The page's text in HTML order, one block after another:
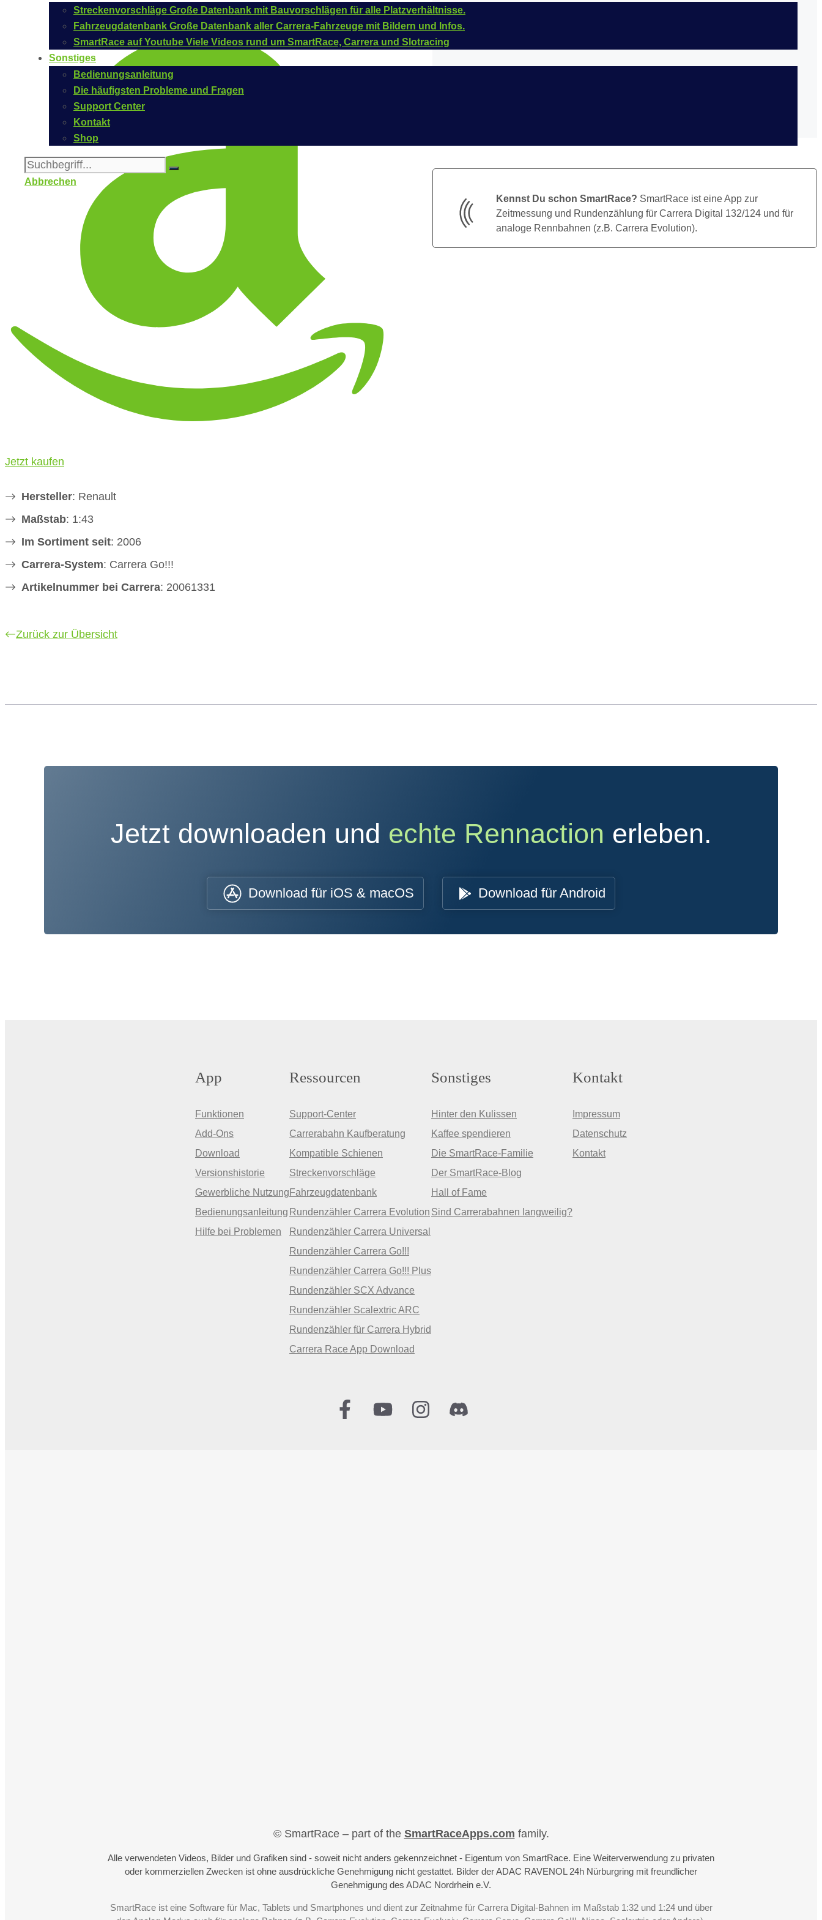
Streckenvorschläge Große Datenbank mit Bauvorschlägen für alle Platzverhältnisse.
Fahrzeugdatenbank Große Datenbank aller Carrera-Fahrzeuge mit Bildern und Infos.
SmartRace auf Youtube Viele Videos rund um SmartRace, Carrera und Slotracing
Sonstiges
Bedienungsanleitung
Die häufigsten Probleme und Fragen
Support Center
Kontakt
Shop
Abbrechen
Jetzt kaufen
Hersteller: Renault
Maßstab: 1:43
Im Sortiment seit: 2006
Carrera-System: Carrera Go!!!
Artikelnummer bei Carrera: 20061331
Zurück zur Übersicht
Kennst Du schon SmartRace? SmartRace ist eine App zur
Zeitmessung und Rundenzählung für Carrera Digital 132/124 und für
analoge Rennbahnen (z.B. Carrera Evolution).
Jetzt downloaden und echte Rennaction erleben.
Download für iOS & macOS Download für Android
App
Funktionen
Add-Ons
Download
Versionshistorie
Gewerbliche Nutzung
Bedienungsanleitung
Hilfe bei Problemen
Ressourcen
Support-Center
Carrerabahn Kaufberatung
Kompatible Schienen
Streckenvorschläge
Fahrzeugdatenbank
Rundenzähler Carrera Evolution
Rundenzähler Carrera Universal
Rundenzähler Carrera Go!!!
Rundenzähler Carrera Go!!! Plus
Rundenzähler SCX Advance
Rundenzähler Scalextric ARC
Rundenzähler für Carrera Hybrid
Carrera Race App Download
Sonstiges
Hinter den Kulissen
Kaffee spendieren
Die SmartRace-Familie
Der SmartRace-Blog
Hall of Fame
Sind Carrerabahnen langweilig?
Kontakt
Impressum
Datenschutz
Kontakt
© SmartRace – part of the SmartRaceApps.com family.
Alle verwendeten Videos, Bilder und Grafiken sind - soweit nicht anders gekennzeichnet - Eigentum von SmartRace. Eine Weiterverwendung zu privaten
oder kommerziellen Zwecken ist ohne ausdrückliche Genehmigung nicht gestattet. Bilder der ADAC RAVENOL 24h Nürburgring mit freundlicher
Genehmigung des ADAC Nordrhein e.V.
SmartRace ist eine Software für Mac, Tablets und Smartphones und dient zur Zeitnahme für Carrera Digital-Bahnen im Maßstab 1:32 und 1:24 und über